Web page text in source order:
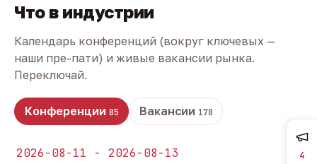
Что в индустрии
Календарь конференций (вокруг ключевых —
наши пре-пати) и живые вакансии рынка.
Переключай.
Конференции 85 Вакансии 178
2026-08-11 - 2026-08-13 4